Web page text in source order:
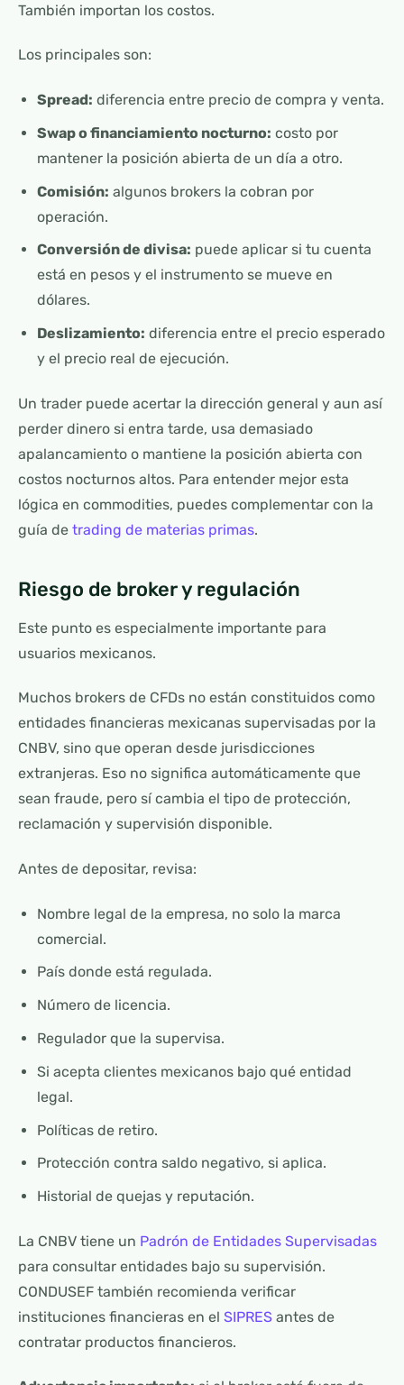
También importan los costos.
Los principales son:
Spread: diferencia entre precio de compra y venta.
Swap o financiamiento nocturno: costo por
mantener la posición abierta de un día a otro.
Comisión: algunos brokers la cobran por
operación.
Conversión de divisa: puede aplicar si tu cuenta
está en pesos y el instrumento se mueve en
dólares.
Deslizamiento: diferencia entre el precio esperado
y el precio real de ejecución.
Un trader puede acertar la dirección general y aun así
perder dinero si entra tarde, usa demasiado
apalancamiento o mantiene la posición abierta con
costos nocturnos altos. Para entender mejor esta
lógica en commodities, puedes complementar con la
guía de trading de materias primas.
Riesgo de broker y regulación
Este punto es especialmente importante para
usuarios mexicanos.
Muchos brokers de CFDs no están constituidos como
entidades financieras mexicanas supervisadas por la
CNBV, sino que operan desde jurisdicciones
extranjeras. Eso no significa automáticamente que
sean fraude, pero sí cambia el tipo de protección,
reclamación y supervisión disponible.
Antes de depositar, revisa:
Nombre legal de la empresa, no solo la marca
comercial.
País donde está regulada.
Número de licencia.
Regulador que la supervisa.
Si acepta clientes mexicanos bajo qué entidad
legal.
Políticas de retiro.
Protección contra saldo negativo, si aplica.
Historial de quejas y reputación.
La CNBV tiene un Padrón de Entidades Supervisadas
para consultar entidades bajo su supervisión.
CONDUSEF también recomienda verificar
instituciones financieras en el SIPRES antes de
contratar productos financieros.